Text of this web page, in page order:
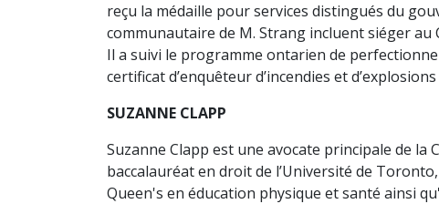
reçu la médaille pour services distingués du
communautaire de M. Strang incluent siéger
Il a suivi le programme ontarien de
certificat d’enquêteur d’incendies et
SUZANNE CLAPP
Suzanne Clapp est une avocate principale de la
baccalauréat en droit de l’Université de
Queen's en éducation physique et santé ainsi